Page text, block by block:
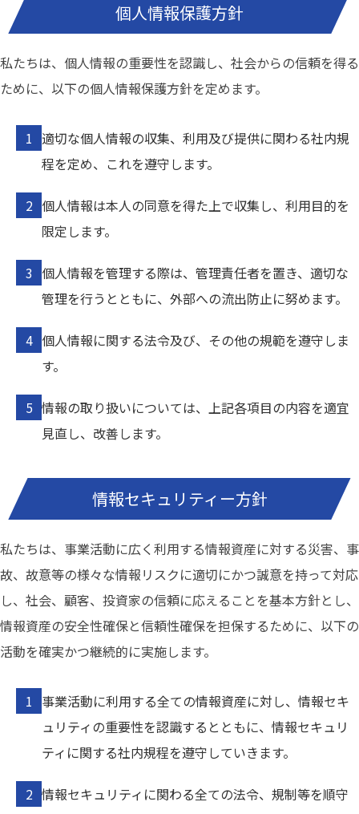
個人情報保護方針
私たちは、個人情報の重要性を認識し、社会からの信頼を得る
ために、以下の個人情報保護方針を定めます。
適切な個人情報の収集、利用及び提供に関わる社内規
程を定め、これを遵守します。
個人情報は本人の同意を得た上で収集し、利用目的を
限定します。
個人情報を管理する際は、管理責任者を置き、適切な
管理を行うとともに、外部への流出防止に努めます。
個人情報に関する法令及び、その他の規範を遵守しま
す。
情報の取り扱いについては、上記各項目の内容を適宜
見直し、改善します。
情報セキュリティー方針
私たちは、事業活動に広く利用する情報資産に対する災害、事
故、故意等の様々な情報リスクに適切にかつ誠意を持って対応
し、社会、顧客、投資家の信頼に応えることを基本方針とし、
情報資産の安全性確保と信頼性確保を担保するために、以下の
活動を確実かつ継続的に実施します。
事業活動に利用する全ての情報資産に対し、情報セキ
ュリティの重要性を認識するとともに、情報セキュリ
ティに関する社内規程を遵守していきます。
情報セキュリティに関わる全ての法令、規制等を順守